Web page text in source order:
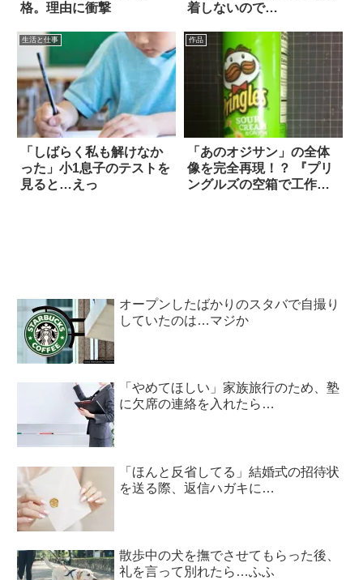
格。理由に衝撃
着しないので…
生活と仕事
「しばらく私も解けなか
った」小1息子のテストを
見ると…えっ
作品
「あのオジサン」の全体
像を完全再現！？ 『プリ
ングルズの空箱で工作し
オープンしたばかりのスタバで自撮り
していたのは…マジか
「やめてほしい」家族旅行のため、塾
に欠席の連絡を入れたら…
「ほんと反省してる」結婚式の招待状
を送る際、返信ハガキに…
散歩中の犬を撫でさせてもらった後、
礼を言って別れたら…ふふ